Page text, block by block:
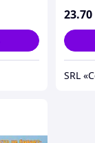
23.70
SRL